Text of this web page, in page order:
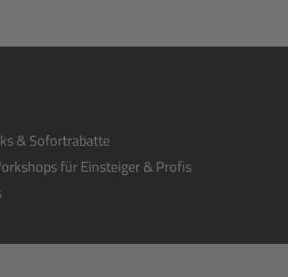
& Sofortrabatte
für Einsteiger & Profis